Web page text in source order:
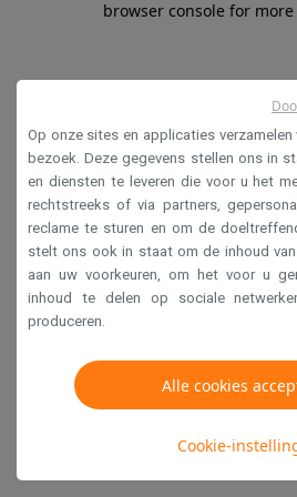
browser console for
Op onze sites en applicaties
bezoek. Deze gegevens stellen ons in
en diensten te leveren die voor u het
rechtstreeks of via partners,
reclame te sturen en om de
stelt ons ook in staat om de inhoud
aan uw voorkeuren, om het voor u
inhoud te delen op sociale
produceren.
Alle cookies
Cookie-